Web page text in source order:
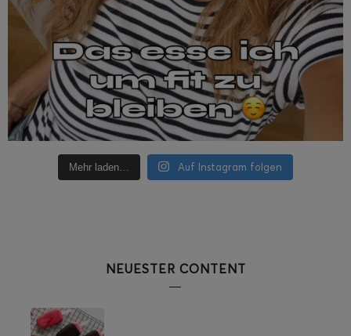
Mehr laden… Auf Instagram folgen
NEUESTER CONTENT